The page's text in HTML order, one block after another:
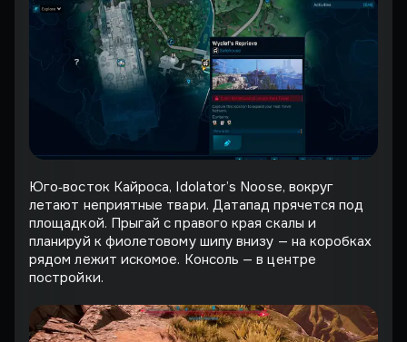
Юго‑восток Кайроса, Idolator’s Noose, вокруг
летают неприятные твари. Датапад прячется под
площадкой. Прыгай с правого края скалы и
планируй к фиолетовому шипу внизу — на коробках
рядом лежит искомое. Консоль — в центре
постройки.